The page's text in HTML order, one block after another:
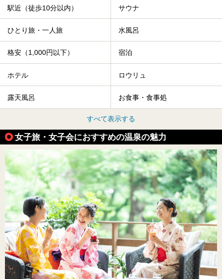
駅近（徒歩10分以内） サウナ
ひとり旅・一人旅 水風呂
格安（1,000円以下） 宿泊
ホテル ロウリュ
露天風呂 お食事・食事処
すべて表示する
女子旅・女子会におすすめの温泉の魅力